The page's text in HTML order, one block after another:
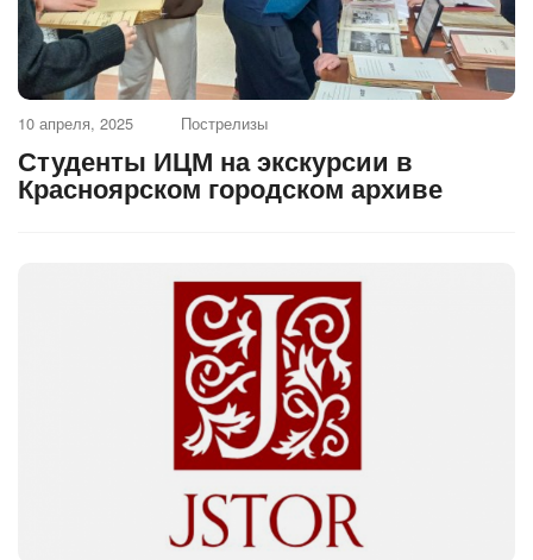
10 апреля, 2025 Пострелизы
Студенты ИЦМ на экскурсии в
Красноярском городском архиве